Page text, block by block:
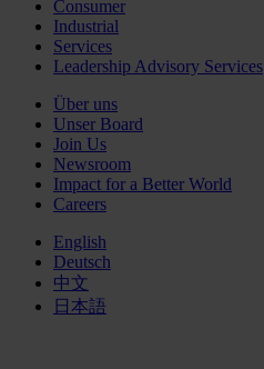
Consumer
Industrial
Services
Leadership Advisory Services
Über uns
Unser Board
Join Us
Newsroom
Impact for a Better World
Careers
English
Deutsch
中文
日本語